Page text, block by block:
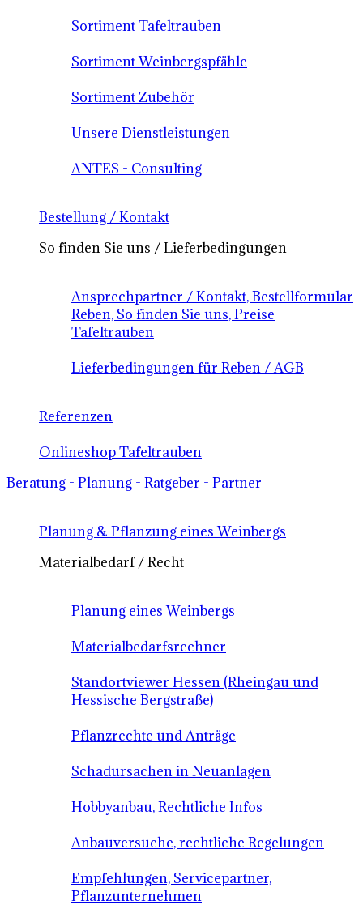
Sortiment Tafeltrauben
Sortiment Weinbergspfähle
Sortiment Zubehör
Unsere Dienstleistungen
ANTES - Consulting
Bestellung / Kontakt
So finden Sie uns / Lieferbedingungen
Ansprechpartner / Kontakt, Bestellformular
Reben, So finden Sie uns, Preise
Tafeltrauben
Lieferbedingungen für Reben / AGB
Referenzen
Onlineshop Tafeltrauben
Beratung - Planung - Ratgeber - Partner
Planung & Pflanzung eines Weinbergs
Materialbedarf / Recht
Planung eines Weinbergs
Materialbedarfsrechner
Standortviewer Hessen (Rheingau und
Hessische Bergstraße)
Pflanzrechte und Anträge
Schadursachen in Neuanlagen
Hobbyanbau, Rechtliche Infos
Anbauversuche, rechtliche Regelungen
Empfehlungen, Servicepartner,
Pflanzunternehmen